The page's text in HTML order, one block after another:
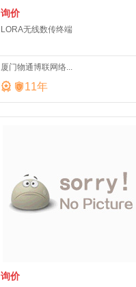
询价
LORA无线数传终端
厦门物通博联网络...
 11年
询价